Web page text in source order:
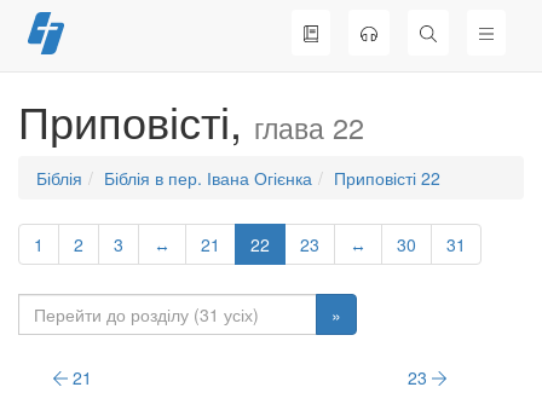
Перейти
до
Приповісті, глава 22
Біблія Біблія в пер. Івана Огієнка Приповісті 22
1 2 3 ↔ 21 22 23 ↔ 30 31
»
21 23